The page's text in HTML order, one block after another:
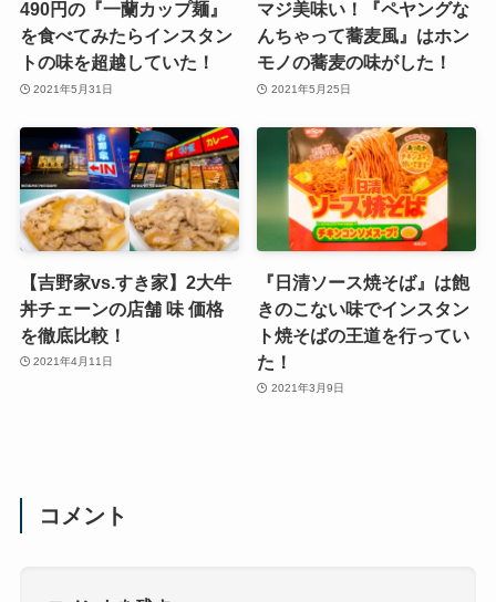
490円の『一蘭カップ麺』
を食べてみたらインスタン
トの味を超越していた！
2021年5月31日
マジ美味い！『ペヤングな
んちゃって蕎麦風』はホン
モノの蕎麦の味がした！
2021年5月25日
【吉野家vs.すき家】2大牛
丼チェーンの店舗 味 価格
を徹底比較！
2021年4月11日
『日清ソース焼そば』は飽
きのこない味でインスタン
ト焼そばの王道を行ってい
た！
2021年3月9日
コメント